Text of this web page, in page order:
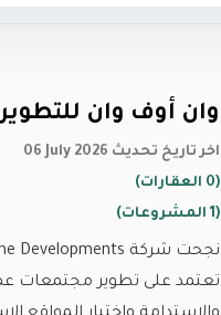
وان أوف وان
06 July 2026 اخر تاريخ تحديث
(0 العقارات)
(1 المشروعات)
تعتمد على تطوير مجتمعات